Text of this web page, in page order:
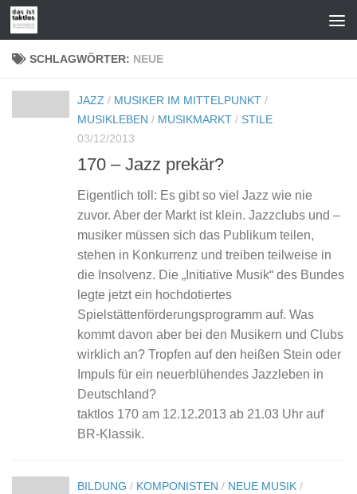
Zum Inhalt springen
SCHLAGWÖRTER: NEUE
JAZZ / MUSIKER IM MITTELPUNKT /
MUSIKLEBEN / MUSIKMARKT / STILE
03/12/2013
170 – Jazz prekär?
Eigentlich toll: Es gibt so viel Jazz wie nie
zuvor. Aber der Markt ist klein. Jazzclubs und –
musiker müssen sich das Publikum teilen,
stehen in Konkurrenz und treiben teilweise in
die Insolvenz. Die „Initiative Musik“ des Bundes
legte jetzt ein hochdotiertes
Spielstättenförderungsprogramm auf. Was
kommt davon aber bei den Musikern und Clubs
wirklich an? Tropfen auf den heißen Stein oder
Impuls für ein neuerblühendes Jazzleben in
Deutschland?
taktlos 170 am 12.12.2013 ab 21.03 Uhr auf
BR-Klassik.
BILDUNG / KOMPONISTEN / NEUE MUSIK /